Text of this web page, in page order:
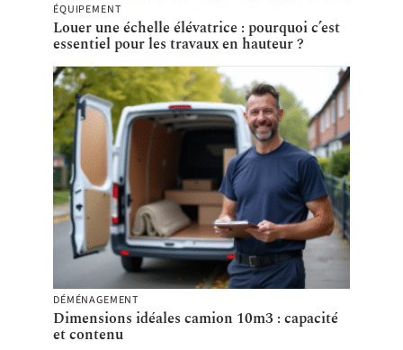
ÉQUIPEMENT
Louer une échelle élévatrice : pourquoi c’est
essentiel pour les travaux en hauteur ?
DÉMÉNAGEMENT
Dimensions idéales camion 10m3 : capacité
et contenu